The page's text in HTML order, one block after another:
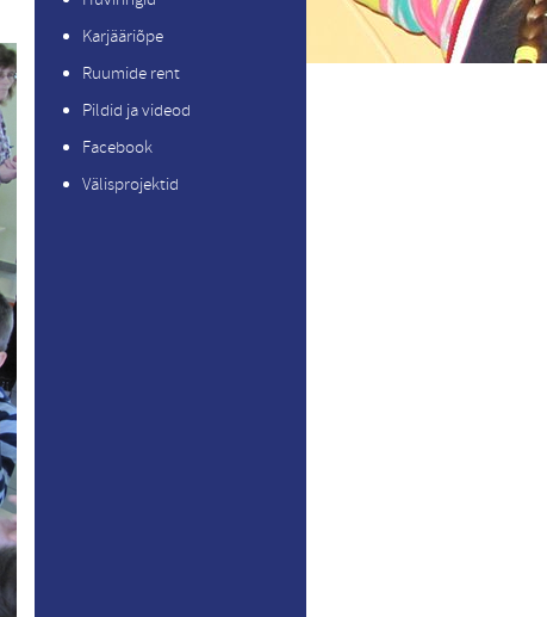
Karjääriõpe
Ruumide rent
Pildid ja videod
Facebook
Välisprojektid